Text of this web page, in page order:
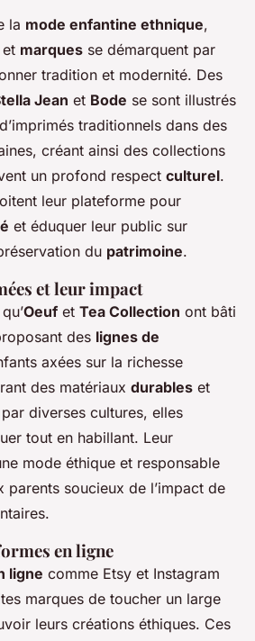
la mode enfantine ethnique,
et marques se démarquent par
tradition et modernité. Des
Jean et Bode se sont illustrés
traditionnels dans des
créant ainsi des collections
un profond respect culturel.
leur plateforme pour
et éduquer leur public sur
du patrimoine.
et leur impact
Oeuf et Tea Collection ont bâti
des lignes de
axées sur la richesse
des matériaux durables et
diverses cultures, elles
tout en habillant. Leur
mode éthique et responsable
parents soucieux de l’impact de
en ligne
ligne comme Etsy et Instagram
marques de toucher un large
leurs créations éthiques. Ces